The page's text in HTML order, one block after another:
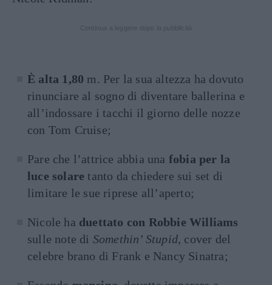
È alta 1,80 m. Per la sua altezza ha dovuto
rinunciare al sogno di diventare ballerina e
all’indossare i tacchi il giorno delle nozze
con Tom Cruise;
Pare che l’attrice abbia una fobia per la
luce solare tanto da chiedere sui set di
limitare le sue riprese all’aperto;
Nicole ha duettato con Robbie Williams
sulle note di Somethin’ Stupid, cover del
celebre brano di Frank e Nancy Sinatra;